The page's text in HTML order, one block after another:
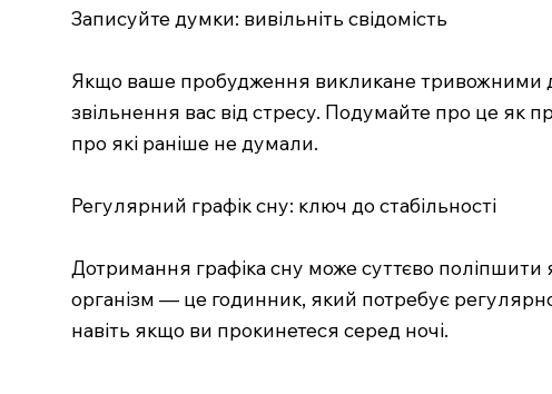
Записуйте думки: вивільніть свідомість
Якщо ваше пробудження викликане тривожними
звільнення вас від стресу. Подумайте про це як
про які раніше не думали.
Регулярний графік сну: ключ до стабільності
Дотримання графіка сну може суттєво поліпшити
організм — це годинник, який потребує
навіть якщо ви прокинетеся серед ночі.